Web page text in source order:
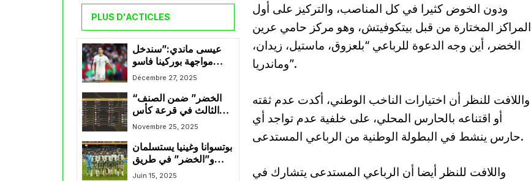
PLUS D'ACTICLES
عيسى ماندي:”سندخل
مواجهة بوركينا فاسو
بمعنويات مرتفعة بعد
Décembre 27, 2025
“الخضر” ضمن الصنف
الثالث في قرعة كأس
العالم 2026
Novembre 25, 2025
بوتسوانا وغينيا يستسلمان
و”الخضر” في طريق
مفتوح لـ المونديال
Juin 15, 2025
ودون الخوض كثيرا في كل المناصب، والتركيز على أول
المراكز المختارة من قبل بيتكوفيتش، وهو مركز حامي عرين
الخضر، أين وجه الدعوة للرباعي “بلعزوق، ماستيل، زيدان،
وماندريا”.
واللافت للنظر أن اختيارات الناخب الوطني، أكدت عدم ثقته
أو اقتناعه بالحارس المحلي، على خلفية عدم تواجد أي
حارس ينشط في البطولة الوطنية من الرباعي المستدعى.
واللافت للنظر أيضا أن الرباعي المستدعى يتشارك في